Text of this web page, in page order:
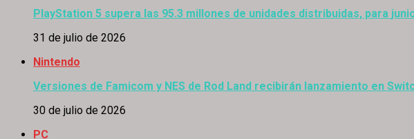
PlayStation 5 supera las 95.3 millones de unidades distribuidas, para
31 de julio de 2026
Nintendo
Versiones de Famicom y NES de Rod Land recibirán lanzamiento en
30 de julio de 2026
PC